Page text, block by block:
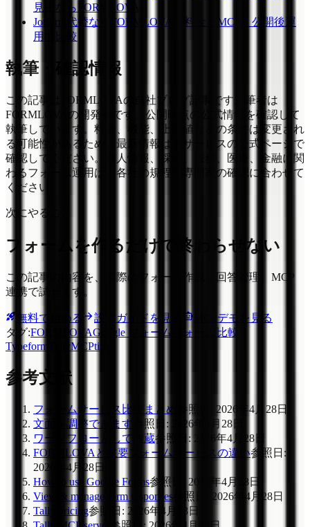
見るならFORMLOVA
Jotform代替ならFORMLOVA？料金・MCP・公開後運
用で比較
執筆・確認情報
この記事はFORMLOVAの自社ブログ記事です。筆者は
FORMLOVAの開発者です。公開時点の公式情報を確認して
執筆しています。料金、機能、上限値などの条件は変更され
る可能性があるため、最新情報は各サービスの公式ページで
確認してください。個人情報、採用、法務、医療、金融に関
わるフォーム運用は、各社の規程や専門家の確認に合わせて
ください。
次にやること
フォームを作るだけで終わらせない
この記事の内容を、実際のフォーム作成、回答管理、MCP
連携で試せます。
無料で始める 設定ガイドを見る
MCPデモを見る
タグ:FORMLOVAGoogle フォーム
フォーム比較
Typeform
TallyMCPtips
参考文献
フォームサービス比較まとめ 参照日
2026年4月28日
文面を調整できます
参照日 :
2026年4月28日
ワークフローとして内蔵参照日 : 2026年4月28日
FORMLOVAと主要フォームサービスの違い参照日 :
2026年4月28日
How to use Google Forms参照日
2026年4月28日
View & manage form responses 参照日
2026年4月28日
Tally pricing参照日 : 2026年4月28日